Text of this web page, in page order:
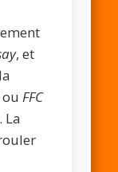
, et
ouFFC
La